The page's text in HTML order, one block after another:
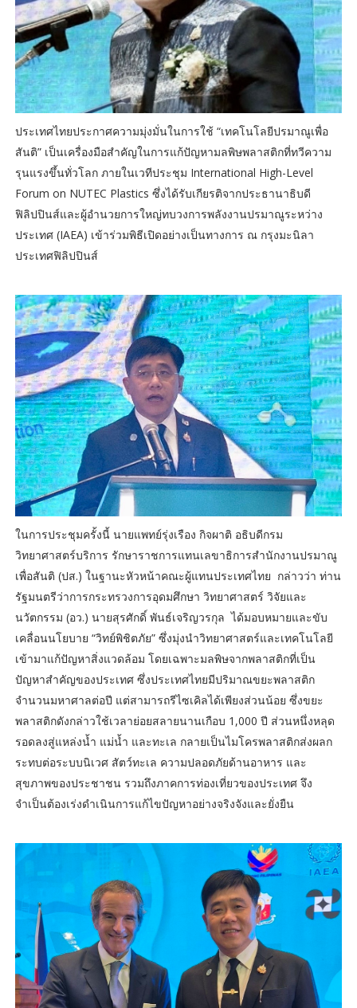
ประเทศไทยประกาศความมุ่งมั่นในการใช้ “เทคโนโลยีปรมาณูเพื่อ
สันติ” เป็นเครื่องมือสำคัญในการแก้ปัญหามลพิษพลาสติกที่ทวีความ
รุนแรงขึ้นทั่วโลก ภายในเวทีประชุม International High-Level
Forum on NUTEC Plastics ซึ่งได้รับเกียรติจากประธานาธิบดี
ฟิลิปปินส์และผู้อำนวยการใหญ่ทบวงการพลังงานปรมาณูระหว่าง
ประเทศ (IAEA) เข้าร่วมพิธีเปิดอย่างเป็นทางการ ณ กรุงมะนิลา
ประเทศฟิลิปปินส์
ในการประชุมครั้งนี้ นายแพทย์รุ่งเรือง กิจผาติ อธิบดีกรม
วิทยาศาสตร์บริการ รักษาราชการแทนเลขาธิการสำนักงานปรมาณู
เพื่อสันติ (ปส.) ในฐานะหัวหน้าคณะผู้แทนประเทศไทย กล่าวว่า ท่าน
รัฐมนตรีว่าการกระทรวงการอุดมศึกษา วิทยาศาสตร์ วิจัยและ
นวัตกรรม (อว.) นายสุรศักดิ์ พันธ์เจริญวรกุล ได้มอบหมายและขับ
เคลื่อนนโยบาย “วิทย์พิชิตภัย” ซึ่งมุ่งนำวิทยาศาสตร์และเทคโนโลยี
เข้ามาแก้ปัญหาสิ่งแวดล้อม โดยเฉพาะมลพิษจากพลาสติกที่เป็น
ปัญหาสำคัญของประเทศ ซึ่งประเทศไทยมีปริมาณขยะพลาสติก
จำนวนมหาศาลต่อปี แต่สามารถรีไซเคิลได้เพียงส่วนน้อย ซึ่งขยะ
พลาสติกดังกล่าวใช้เวลาย่อยสลายนานเกือบ 1,000 ปี ส่วนหนึ่งหลุด
รอดลงสู่แหล่งน้ำ แม่น้ำ และทะเล กลายเป็นไมโครพลาสติกส่งผลก
ระทบต่อระบบนิเวศ สัตว์ทะเล ความปลอดภัยด้านอาหาร และ
สุขภาพของประชาชน รวมถึงภาคการท่องเที่ยวของประเทศ จึง
จำเป็นต้องเร่งดำเนินการแก้ไขปัญหาอย่างจริงจังและยั่งยืน